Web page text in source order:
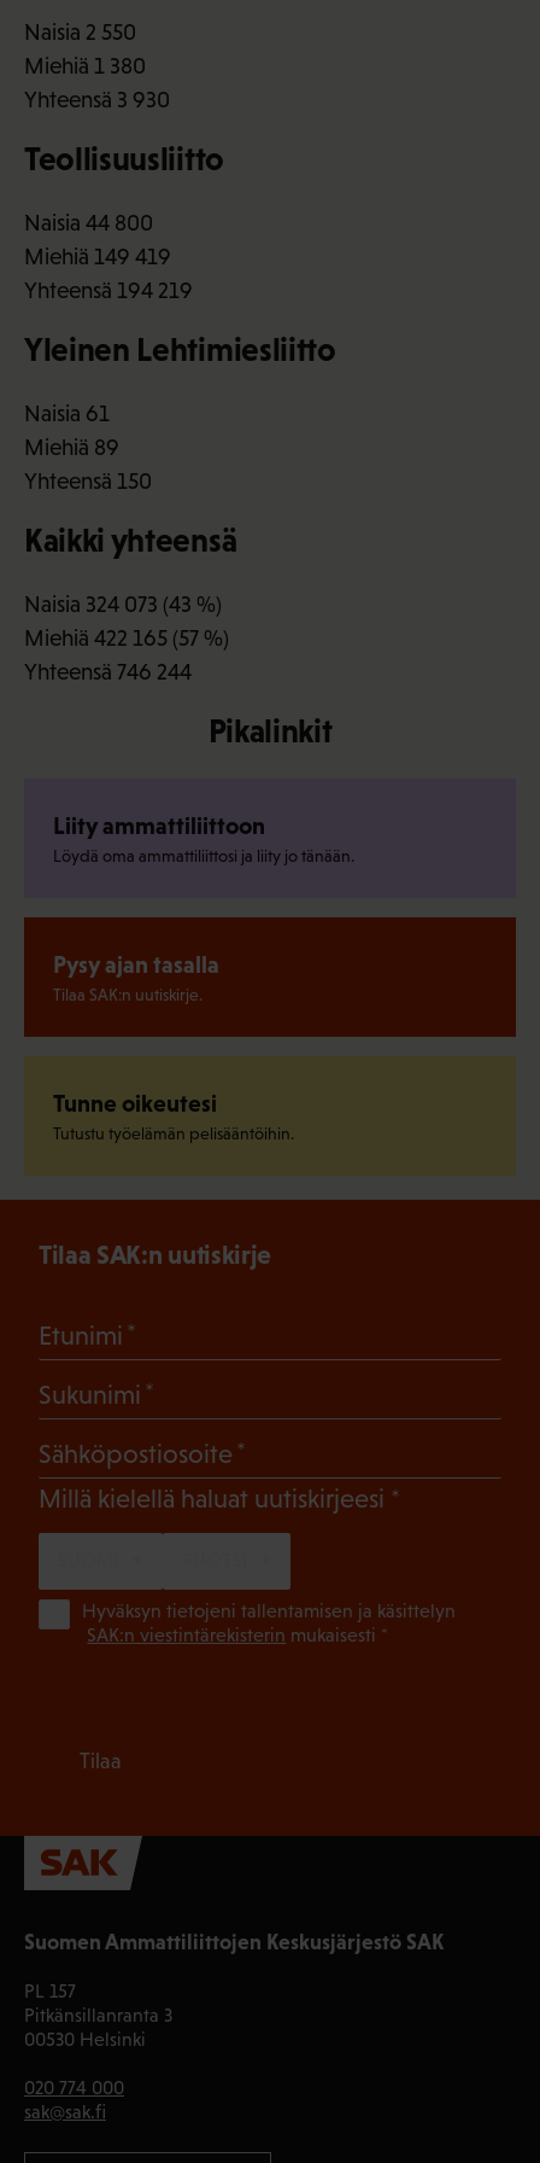
Naisia 2 550
Miehiä 1 380
Yhteensä 3 930
Teollisuusliitto
Naisia 44 800
Miehiä 149 419
Yhteensä 194 219
Yleinen Lehtimiesliitto
Naisia 61
Miehiä 89
Yhteensä 150
Kaikki yhteensä
Naisia 324 073 (43 %)
Miehiä 422 165 (57 %)
Yhteensä 746 244
Pikalinkit
Liity ammattiliittoon
Löydä oma ammattiliittosi ja liity jo tänään.
Pysy ajan tasalla
Tilaa SAK:n uutiskirje.
Tunne oikeutesi
Tutustu työelämän pelisääntöihin.
Suomen Ammattiliittojen Keskusjärjestö SAK
PL 157
Pitkänsillanranta 3
00530 Helsinki
020 774 000
sak@sak.fi
Tilaa SAK:n uutiskirje
Etunimi
Sukunimi
Sähköpostiosoite
Millä kielellä haluat uutiskirjeesi (Pakollinen)
Hyväksyn tietojeni tallentamisen ja käsittelyn
SAK:n viestintärekisterin mukaisesti *
Tilaa